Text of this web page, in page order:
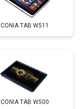
ICONIA TAB W511
ICONIA TAB W500